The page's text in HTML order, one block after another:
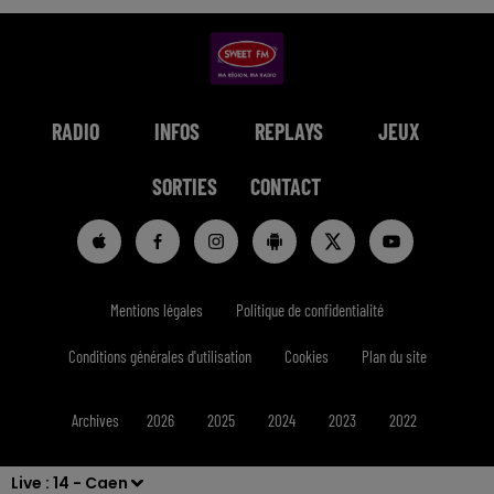
Live : 14 - Caen
RADIO INFOS REPLAYS JEUX
SORTIES CONTACT
Mentions légales Politique de confidentialité
Conditions générales d'utilisation Cookies Plan du site
Archives 2026 2025 2024 2023 2022